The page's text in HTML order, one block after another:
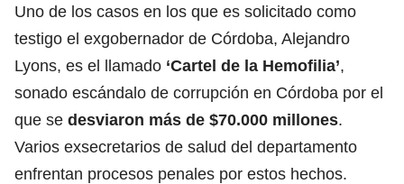
Uno de los casos en los que es solicitado como
testigo el exgobernador de Córdoba, Alejandro
Lyons, es el llamado ‘Cartel de la Hemofilia’,
sonado escándalo de corrupción en Córdoba por el
que se desviaron más de $70.000 millones.
Varios exsecretarios de salud del departamento
enfrentan procesos penales por estos hechos.